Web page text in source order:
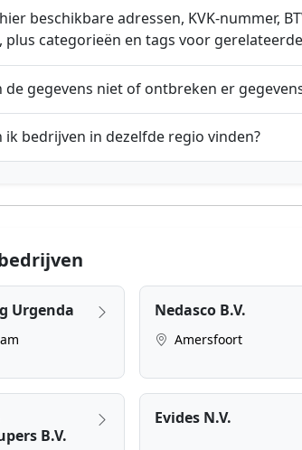
beschikbare adressen, KVK-nummer,
plus categorieën en tags voor
de gegevens niet of ontbreken er
ik bedrijven in dezelfde regio vinden?
Urgenda Nedasco B.V.
Amersfoort
B.V.
Evides N.V.